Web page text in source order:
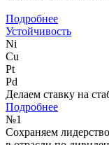
Подробнее
Устойчивость
Ni
Cu
Pt
Pd
Делаем ставку на
Подробнее
№1
Сохраняем лидерство